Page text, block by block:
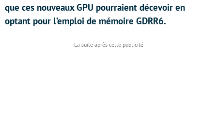
que ces nouveaux GPU pourraient décevoir en
optant pour l’emploi de mémoire GDRR6.